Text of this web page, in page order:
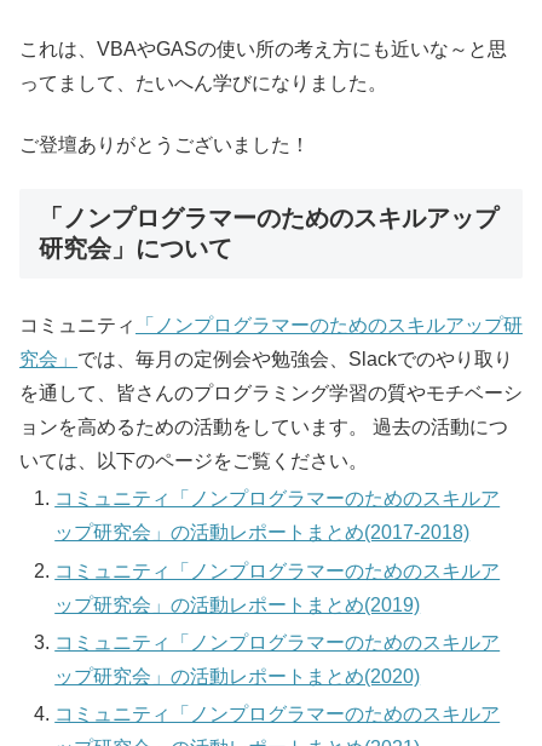
これは、VBAやGASの使い所の考え方にも近いな～と思
ってまして、たいへん学びになりました。
ご登壇ありがとうございました！
「ノンプログラマーのためのスキルアップ
研究会」について
コミュニティ
「ノンプログラマーのためのスキルアップ研
究会」 では、毎月の定例会や勉強会、Slackでのやり取り
を通して、皆さんのプログラミング学習の質やモチベーシ
ョンを高めるための活動をしています。 過去の活動につ
いては、以下のページをご覧ください。
コミュニティ「ノンプログラマーのためのスキルア
ップ研究会」の活動レポートまとめ(2017-2018)
コミュニティ「ノンプログラマーのためのスキルア
ップ研究会」の活動レポートまとめ(2019)
コミュニティ「ノンプログラマーのためのスキルア
ップ研究会」の活動レポートまとめ(2020)
コミュニティ「ノンプログラマーのためのスキルア